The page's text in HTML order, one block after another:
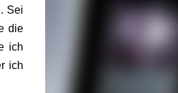
Sei
die
ich
ich